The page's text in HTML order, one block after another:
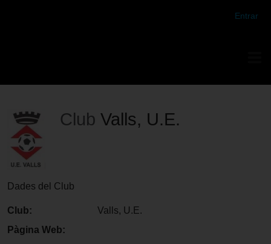
Entrar
Club Valls, U.E.
Dades del Club
Club:
Valls, U.E.
Pàgina Web: